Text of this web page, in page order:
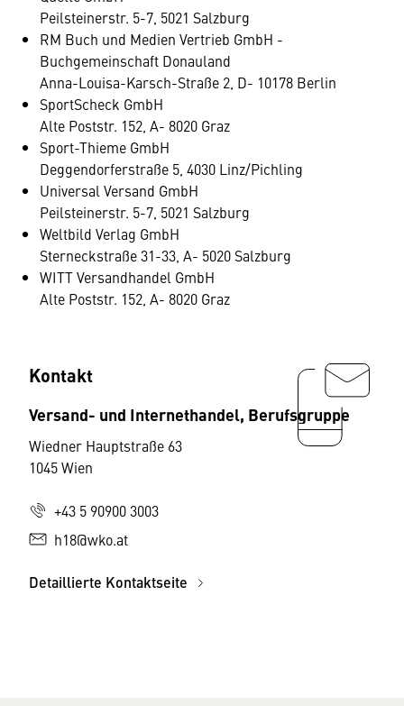
Peilsteinerstr. 5-7, 5021 Salzburg
RM Buch und Medien Vertrieb GmbH -
Buchgemeinschaft Donauland
Anna-Louisa-Karsch-Straße 2, D- 10178 Berlin
SportScheck GmbH
Alte Poststr. 152, A- 8020 Graz
Sport-Thieme GmbH
Deggendorferstraße 5, 4030 Linz/Pichling
Universal Versand GmbH
Peilsteinerstr. 5-7, 5021 Salzburg
Weltbild Verlag GmbH
Sterneckstraße 31-33, A- 5020 Salzburg
WITT Versandhandel GmbH
Alte Poststr. 152, A- 8020 Graz
Kontakt
Versand- und Internethandel, Berufsgruppe
Wiedner Hauptstraße 63
1045 Wien
+43 5 90900 3003
h18@wko.at
Detaillierte Kontaktseite